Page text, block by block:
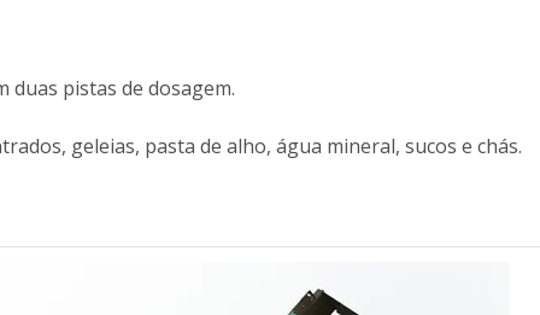
duas pistas de dosagem.
geleias, pasta de alho, água mineral, sucos e chás.